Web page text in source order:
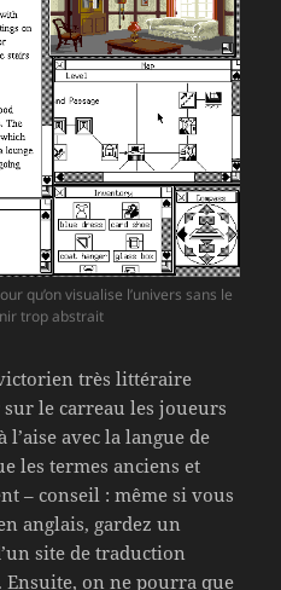
qu’on visualise l’univers sans le
trop abstrait
très littéraire
le carreau les joueurs
l’aise avec la langue de
les termes anciens et
– conseil : même si vous
anglais, gardez un
site de traduction
Ensuite, on ne pourra que